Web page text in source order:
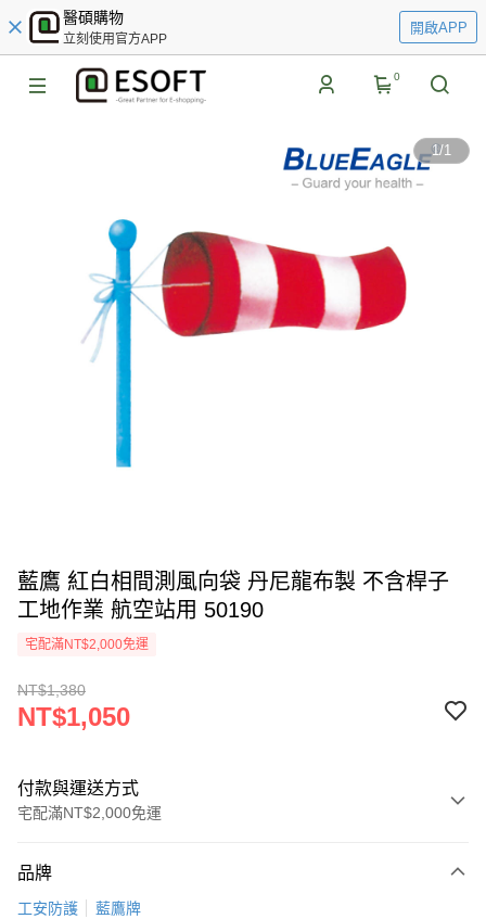
醫碩購物
立刻使用官方APP
開啟APP
0
1/1
藍鷹 紅白相間測風向袋 丹尼龍布製 不含桿子
工地作業 航空站用 50190
宅配滿NT$2,000免運
NT$1,380
NT$1,050
付款與運送方式
宅配滿NT$2,000免運
信用卡一次付款
品牌
工安防護 藍鷹牌